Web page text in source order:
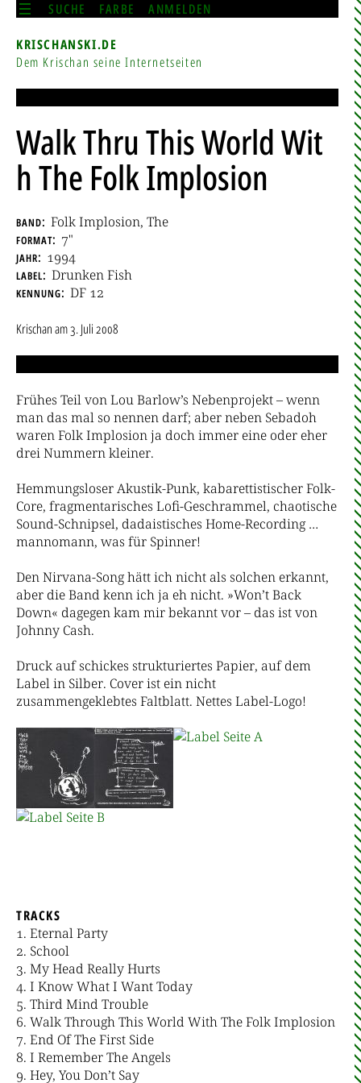
SUCHE FARBE ANMELDEN
KRISCHANSKI.DE
Dem Krischan seine Internetseiten
Walk Thru This World Wit
h The Folk Implosion
band Folk Implosion, The
format 7"
jahr 1994
label Drunken Fish
kennung DF 12
Krischanam3. Juli 2008
Frühes Teil von Lou Barlow’s Nebenprojekt – wenn
man das mal so nennen darf; aber neben Sebadoh
waren Folk Implosion ja doch immer eine oder eher
drei Nummern kleiner.
Hemmungsloser Akustik-Punk, kabarettistischer Folk-
Core, fragmentarisches Lofi-Geschrammel, chaotische
Sound-Schnipsel, dadaistisches Home-Recording …
mannomann, was für Spinner!
Den Nirvana-Song hätt ich nicht als solchen erkannt,
aber die Band kenn ich ja eh nicht. »Won’t Back
Down« dagegen kam mir bekannt vor – das ist von
Johnny Cash.
Druck auf schickes strukturiertes Papier, auf dem
Label in Silber. Cover ist ein nicht
zusammengeklebtes Faltblatt. Nettes Label-Logo!
TRACKS
Eternal Party
School
My Head Really Hurts
I Know What I Want Today
Third Mind Trouble
Walk Through This World With The Folk Implosion
End Of The First Side
I Remember The Angels
Hey, You Don’t Say